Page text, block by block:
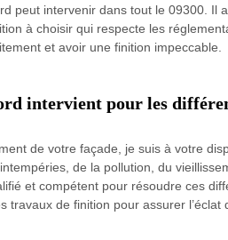
peut intervenir dans tout le 09300.
à choisir qui respecte les
et avoir une finition impeccable.
intervient pour les
de votre façade, je suis à votre
de la pollution, du
et compétent pour résoudre ces
de finition pour assurer l’éclat